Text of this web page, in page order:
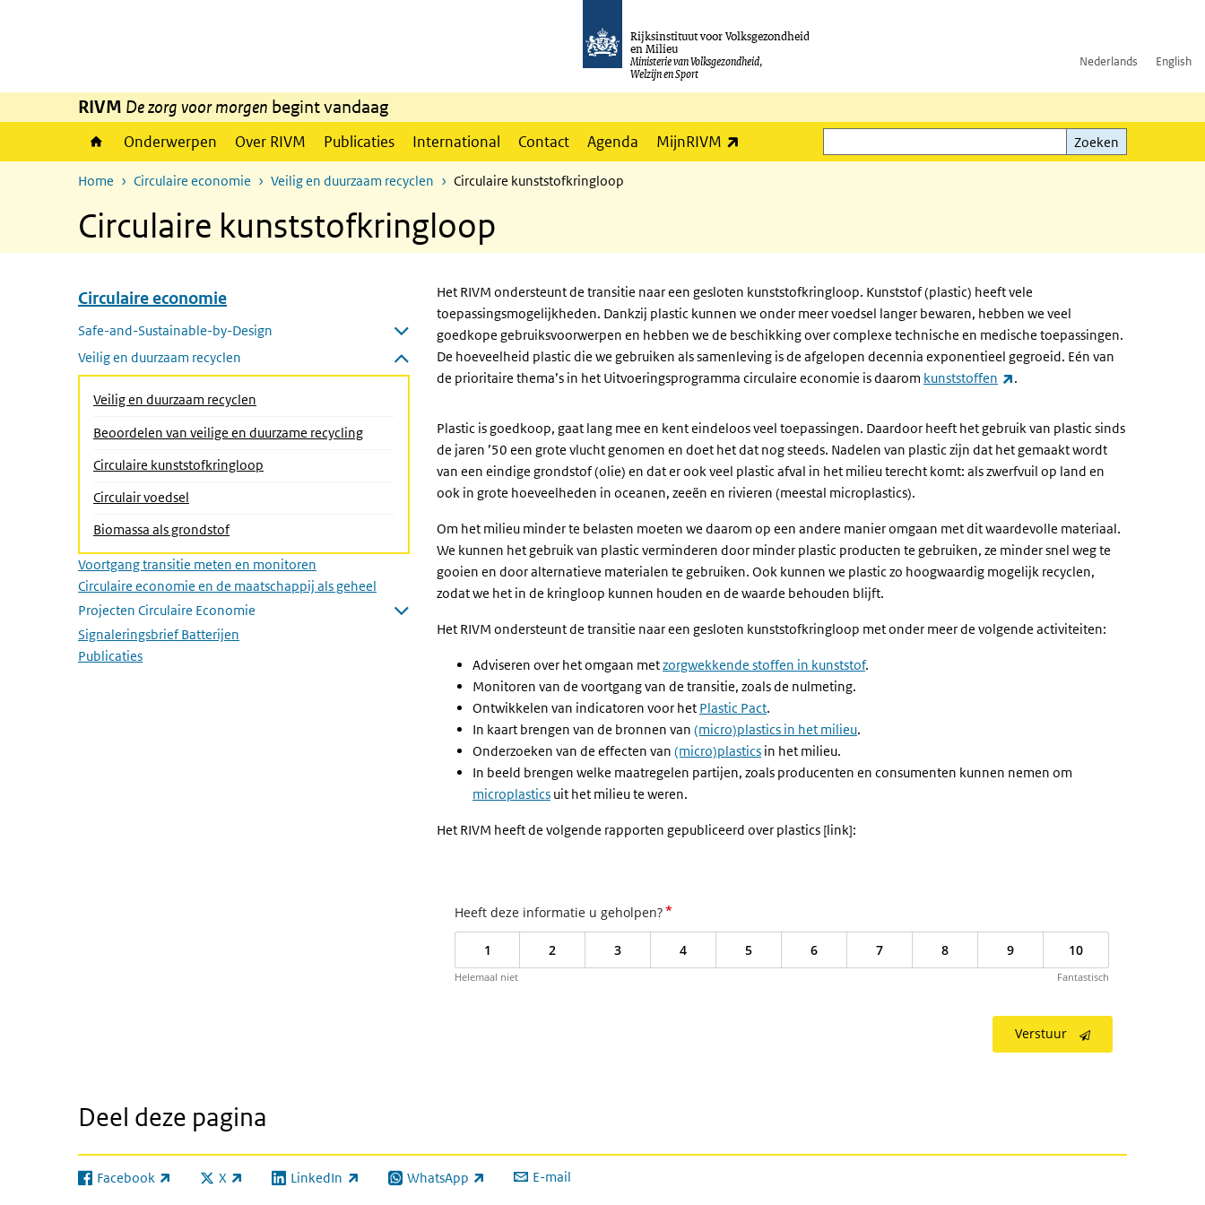
Rijksinstituut voor Volksgezondheid
en Milieu
Ministerie van Volksgezondheid,
Welzijn en Sport
Nederlands English
RIVM De zorg voor morgen begint vandaag
Onderwerpen Over RIVM Publicaties International Contact Agenda MijnRIVM
Zoeken
Zoeken
Home Circulaire economie Veilig en duurzaam recyclen Circulaire kunststofkringloop
Circulaire kunststofkringloop
Overslaan menu Circulaire economie
Circulaire economie
Safe-and-Sustainable-by-Design
Submenu openen
Veilig en duurzaam recyclen
Submenu sluiten
Veilig en duurzaam recyclen
Beoordelen van veilige en duurzame recycling
Circulaire kunststofkringloop
Circulair voedsel
Biomassa als grondstof
Voortgang transitie meten en monitoren
Circulaire economie en de maatschappij als geheel
Projecten Circulaire Economie
Submenu openen
Signaleringsbrief Batterijen
Publicaties
Het RIVM ondersteunt de transitie naar een gesloten kunststofkringloop. Kunststof (plastic) heeft vele
toepassingsmogelijkheden. Dankzij plastic kunnen we onder meer voedsel langer bewaren, hebben we veel
goedkope gebruiksvoorwerpen en hebben we de beschikking over complexe technische en medische toepassingen.
De hoeveelheid plastic die we gebruiken als samenleving is de afgelopen decennia exponentieel gegroeid. Eén van
de prioritaire thema’s in het Uitvoeringsprogramma circulaire economie is daarom kunststoffen (externe link)
.
Plastic is goedkoop, gaat lang mee en kent eindeloos veel toepassingen. Daardoor heeft het gebruik van plastic sinds
de jaren ’50 een grote vlucht genomen en doet het dat nog steeds. Nadelen van plastic zijn dat het gemaakt wordt
van een eindige grondstof (olie) en dat er ook veel plastic afval in het milieu terecht komt: als zwerfvuil op land en
ook in grote hoeveelheden in oceanen, zeeën en rivieren (meestal microplastics).
Om het milieu minder te belasten moeten we daarom op een andere manier omgaan met dit waardevolle materiaal.
We kunnen het gebruik van plastic verminderen door minder plastic producten te gebruiken, ze minder snel weg te
gooien en door alternatieve materialen te gebruiken. Ook kunnen we plastic zo hoogwaardig mogelijk recyclen,
zodat we het in de kringloop kunnen houden en de waarde behouden blijft.
Het RIVM ondersteunt de transitie naar een gesloten kunststofkringloop met onder meer de volgende activiteiten:
Adviseren over het omgaan metzorgwekkende stoffen in kunststof.
Monitoren van de voortgang van de transitie, zoals de nulmeting.
Ontwikkelen van indicatoren voor het Plastic Pact.
In kaart brengen van de bronnen van (micro)plastics in het milieu.
Onderzoeken van de effecten van (micro)plastics in het milieu.
In beeld brengen welke maatregelen partijen, zoals producenten en consumenten kunnen nemen om
microplastics uit het milieu te weren.
Het RIVM heeft de volgende rapporten gepubliceerd over plastics [link]:
Heeft deze informatie u geholpen?*
1 2 3 4 5 6 7 8 9 10
Helemaal niet Fantastisch
Verstuur
Deel deze pagina
Facebook
(externe link) X
(externe link) LinkedIn
(externe link) WhatsApp
(externe link) E-mail